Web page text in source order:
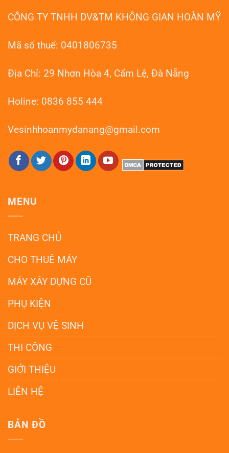
CÔNG TY TNHH DV&TM KHÔNG GIAN HOÀN MỸ
Mã số thuế: 0401806735
Địa Chỉ: 29 Nhơn Hòa 4, Cẩm Lệ, Đà Nẵng
Holine: 0836 855 444
Vesinhhoanmydanang@gmail.com
MENU
TRANG CHỦ
CHO THUÊ MÁY
MÁY XÂY DỰNG CŨ
PHỤ KIỆN
DỊCH VỤ VỆ SINH
THI CÔNG
GIỚI THIỆU
LIÊN HỆ
BẢN ĐỒ